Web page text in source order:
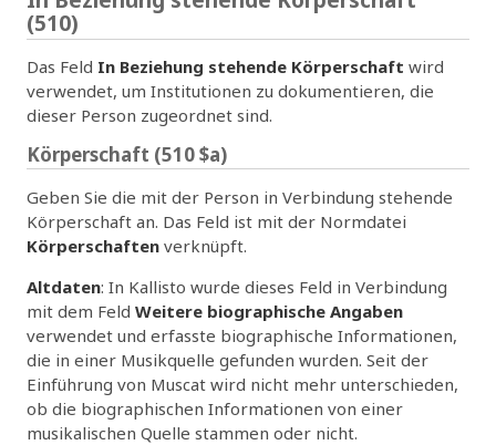
(510)
Das Feld In Beziehung stehende Körperschaft wird
verwendet, um Institutionen zu dokumentieren, die
dieser Person zugeordnet sind.
Körperschaft (510 $a)
Geben Sie die mit der Person in Verbindung stehende
Körperschaft an. Das Feld ist mit der Normdatei
Körperschaften verknüpft.
Altdaten: In Kallisto wurde dieses Feld in Verbindung
mit dem Feld Weitere biographische Angaben
verwendet und erfasste biographische Informationen,
die in einer Musikquelle gefunden wurden. Seit der
Einführung von Muscat wird nicht mehr unterschieden,
ob die biographischen Informationen von einer
musikalischen Quelle stammen oder nicht.